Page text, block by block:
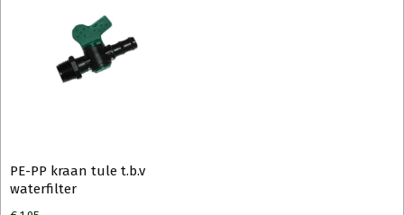
PE-PP kraan tule t.b.v
waterfilter